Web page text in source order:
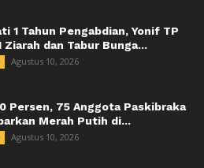
1 Tahun Pengabdian, Yonif TP
Ziarah dan Tabur Bunga...
Agustus 10, 2026
Persen, 75 Anggota Paskibraka
Merah Putih di...
Agustus 10, 2026